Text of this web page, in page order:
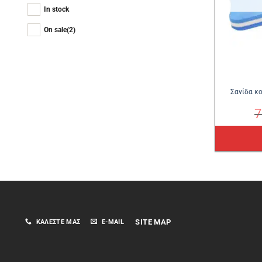
In stock
On sale(2)
Σανίδα
ΚΑΛΈΣΤΕ ΜΑΣ E-MAIL SITE MAP